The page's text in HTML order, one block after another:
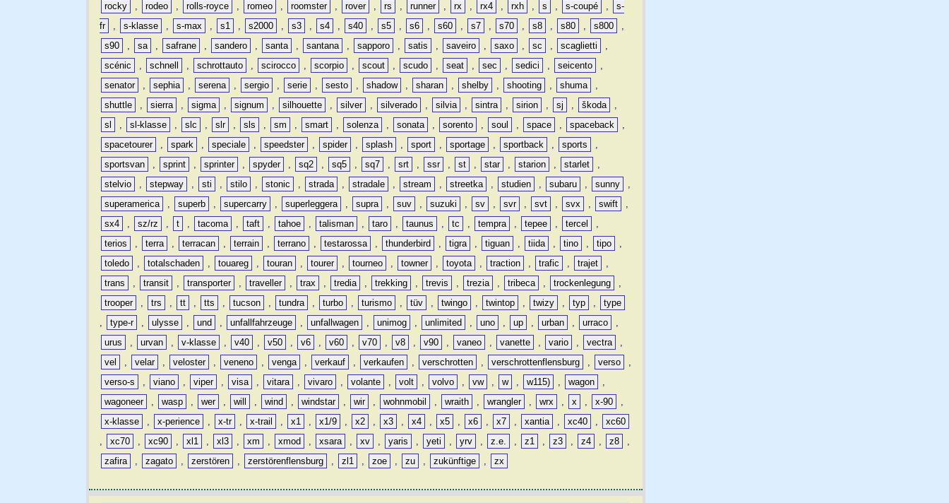
rocky
, rodeo , rolls-royce , romeo , roomster , rover , rs , runner , rx , rx4 , rxh , s , s-coupé ,
s-
fr
, s-klasse , s-max , s1 , s2000 , s3 , s4 , s40 , s5 , s6 , s60 , s7 , s70 , s8 , s80 , s800
,
s90
, sa , safrane , sandero , santa , santana , sapporo , satis , saveiro , saxo , sc , scaglietti
,
scénic
, schnell , schrottauto , scirocco , scorpio , scout , scudo , seat , sec , sedici , seicento
,
senator
, sephia , serena , sergio , serie , sesto , shadow , sharan , shelby , shooting , shuma
,
shuttle
, sierra , sigma , signum , silhouette , silver , silverado , silvia , sintra , sirion , sj , škoda
,
sl
, sl-klasse , slc , slr , sls , sm , smart , solenza , sonata , sorento , soul , space , spaceback
,
spacetourer
, spark , speciale , speedster , spider , splash , sport , sportage , sportback , sports
,
sportsvan
, sprint , sprinter , spyder , sq2 , sq5 , sq7 , srt , ssr , st , star , starion , starlet
,
stelvio
, stepway , sti , stilo , stonic , strada , stradale , stream , streetka , studien , subaru , sunny
,
superamerica
, superb , supercarry , superleggera , supra , suv , suzuki , sv , svr , svt , svx , swift
,
sx4
, sz/rz , t , tacoma , taft , tahoe , talisman , taro , taunus , tc , tempra , tepee , tercel
,
terios
, terra , terracan , terrain , terrano , testarossa , thunderbird , tigra , tiguan , tiida , tino , tipo
,
toledo
, totalschaden , touareg , touran , tourer , tourneo , towner , toyota , traction , trafic , trajet
,
trans
, transit , transporter , traveller , trax , tredia , trekking , trevis , trezia , tribeca , trockenlegung
,
trooper
, trs , tt , tts , tucson , tundra , turbo , turismo , tüv , twingo , twintop , twizy , typ ,
type
,
type-r , ulysse , und , unfallfahrzeuge , unfallwagen , unimog , unlimited , uno , up , urban , urraco
,
urus
, urvan , v-klasse , v40 , v50 , v6 , v60 , v70 , v8 , v90 , vaneo , vanette , vario , vectra
,
vel
, velar , veloster , veneno , venga , verkauf , verkaufen , verschrotten , verschrottenflensburg , verso
,
verso-s
, viano , viper , visa , vitara , vivaro , volante , volt , volvo , vw , w , w115) , wagon
,
wagoneer
, wasp , wer , will , wind , windstar , wir , wohnmobil , wraith , wrangler , wrx , x , x-90
,
x-klasse
, x-perience , x-tr , x-trail , x1 , x1/9 , x2 , x3 , x4 , x5 , x6 , x7 , xantia , xc40 ,
xc60
,
xc70 , xc90 , xl1 , xl3 , xm , xmod , xsara , xv , yaris , yeti , yrv , z.e. , z1 , z3 , z4 , z8
,
zafira
, zagato , zerstören , zerstörenflensburg , zl1 , zoe , zu , zukünftige , zx